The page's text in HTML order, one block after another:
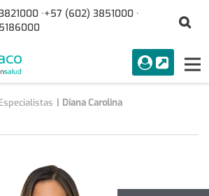
·+57 (602) 3851000 ·
menuAcceso
Buscar
Diana Carolina